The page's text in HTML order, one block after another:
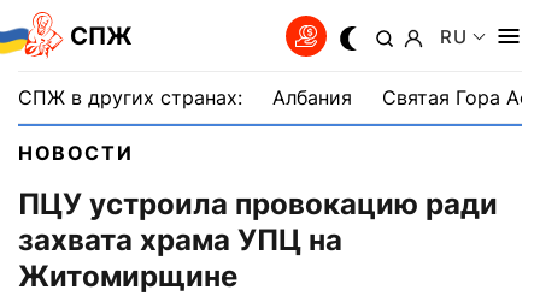
СПЖ RU
СПЖ в других странах: Албания Святая Гора
НОВОСТИ
ПЦУ устроила провокацию ради
захвата храма УПЦ на
Житомирщине